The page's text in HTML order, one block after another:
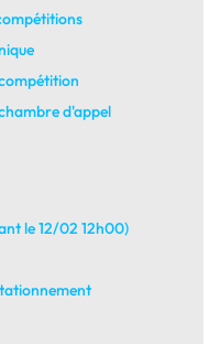
d'appel
le 12/02 12h00)